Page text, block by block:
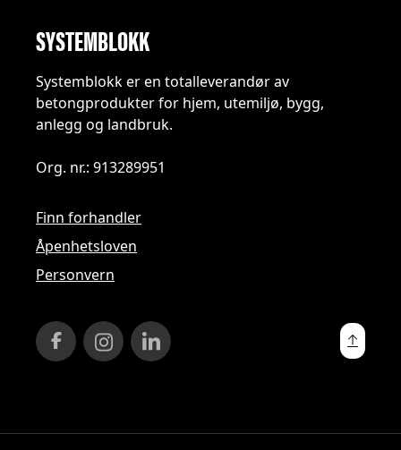
SYSTEMBLOKK
Systemblokk er en totalleverandør av
betongprodukter for hjem, utemiljø, bygg,
anlegg og landbruk.
Org. nr.: 913289951
Finn forhandler
Åpenhetsloven
Personvern